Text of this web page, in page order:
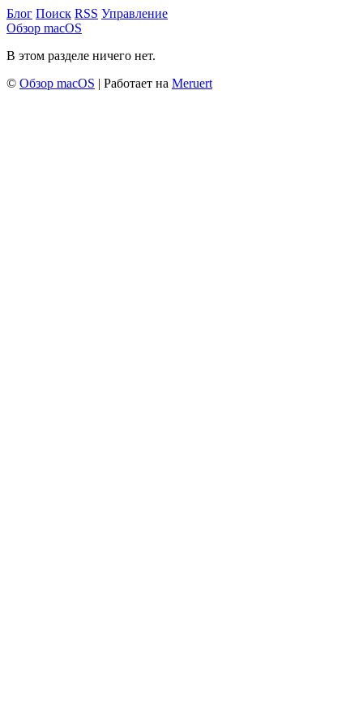
Блог Поиск RSS Управление
Обзор macOS
В этом разделе ничего нет.
© Обзор macOS | Работает на Meruert